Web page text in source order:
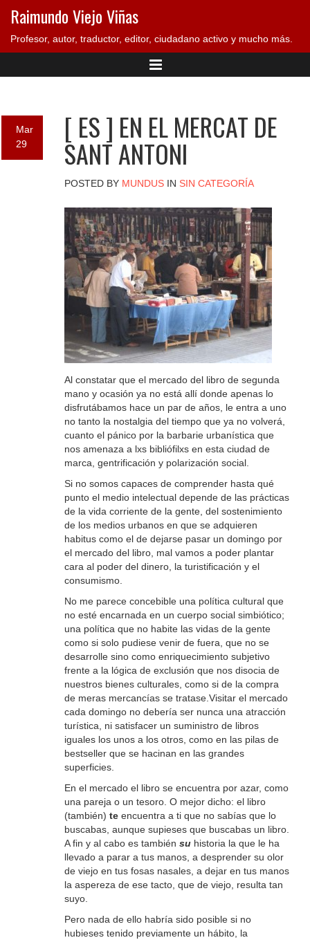
Raimundo Viejo Viñas
Profesor, autor, traductor, editor, ciudadano activo y mucho más.
Mar
29
[ ES ] EN EL MERCAT DE
SANT ANTONI
POSTED BY MUNDUSIN SIN CATEGORÍA
Al constatar que el mercado del libro de segunda
mano y ocasión ya no está allí donde apenas lo
disfrutábamos hace un par de años, le entra a uno
no tanto la nostalgia del tiempo que ya no volverá,
cuanto el pánico por la barbarie urbanística que
nos amenaza a lxs bibliófilxs en esta ciudad de
marca, gentrificación y polarización social.
Si no somos capaces de comprender hasta qué
punto el medio intelectual depende de las prácticas
de la vida corriente de la gente, del sostenimiento
de los medios urbanos en que se adquieren
habitus como el de dejarse pasar un domingo por
el mercado del libro, mal vamos a poder plantar
cara al poder del dinero, la turistificación y el
consumismo.
No me parece concebible una política cultural que
no esté encarnada en un cuerpo social simbiótico;
una política que no habite las vidas de la gente
como si solo pudiese venir de fuera, que no se
desarrolle sino como enriquecimiento subjetivo
frente a la lógica de exclusión que nos disocia de
nuestros bienes culturales, como si de la compra
de meras mercancías se tratase.Visitar el mercado
cada domingo no debería ser nunca una atracción
turística, ni satisfacer un suministro de libros
iguales los unos a los otros, como en las pilas de
bestseller que se hacinan en las grandes
superficies.
En el mercado el libro se encuentra por azar, como
una pareja o un tesoro. O mejor dicho: el libro
(también) te encuentra a ti que no sabías que lo
buscabas, aunque supieses que buscabas un libro.
A fin y al cabo es también suhistoria la que le ha
llevado a parar a tus manos, a desprender su olor
de viejo en tus fosas nasales, a dejar en tus manos
la aspereza de ese tacto, que de viejo, resulta tan
suyo.
Pero nada de ello habría sido posible si no
hubieses tenido previamente un hábito, la